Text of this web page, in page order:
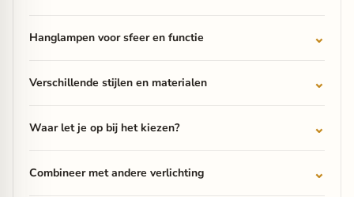
Hanglampen voor sfeer en functie
Verschillende stijlen en materialen
Waar let je op bij het kiezen?
Combineer met andere verlichting